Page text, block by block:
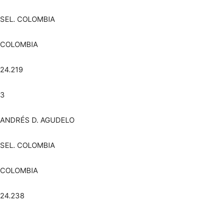
SEL. COLOMBIA
COLOMBIA
24.219
3
ANDRÉS D. AGUDELO
SEL. COLOMBIA
COLOMBIA
24.238